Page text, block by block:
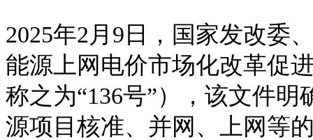
2025年2月9日，国家发改委
能源上网电价市场化改革促
称之为“136号”），该文件
源项目核准、并网、上网等